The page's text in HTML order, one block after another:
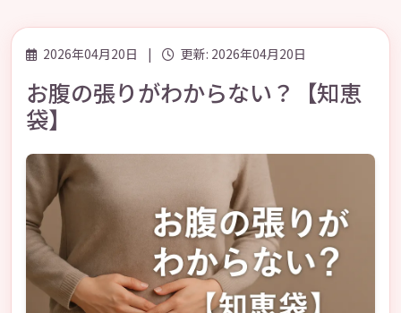
2026年04月20日 | 更新: 2026年04月20日
お腹の張りがわからない？【知恵
袋】